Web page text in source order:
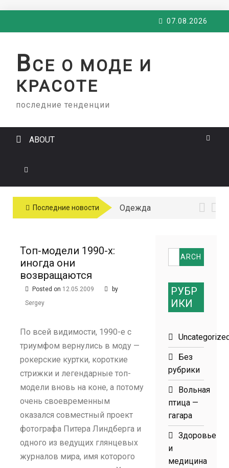
07.08.2026
ВСЕ О МОДЕ И
КРАСОТЕ
последние тенденции
ABOUT
Последние новости
Одежда
Топ-модели 1990-х:
иногда они
возвращаются
Posted on 12.05.2009
by
Sergey
По всей видимости, 1990-е с
триумфом вернулись в моду —
рокерские куртки, короткие
стрижки и легендарные топ-
модели вновь на коне, а потому
очень своевременным
оказался совместный проект
фотографа Питера Линдберга и
одного из ведущих глянцевых
журналов мира, имя которого
Search
for:
РУБР
ИКИ
Без
рубрики
Вольная
птица —
гагара
Здоровье
и
медицина